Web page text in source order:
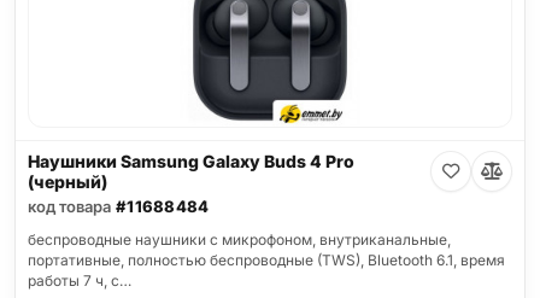
Наушники Samsung Galaxy Buds 4 Pro
(черный)
код товара #11688484
беспроводные наушники с микрофоном, внутриканальные,
портативные, полностью беспроводные (TWS), Bluetooth 6.1, время
работы 7 ч, с…